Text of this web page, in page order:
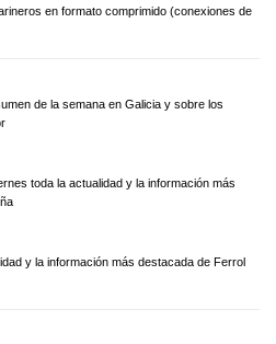
en formato comprimido (conexiones de
de la semana en Galicia y sobre los
toda la actualidad y la información más
y la información más destacada de Ferrol